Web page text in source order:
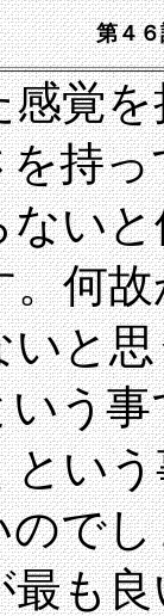
第４
覚
持
い
何
と
う
い
で
も